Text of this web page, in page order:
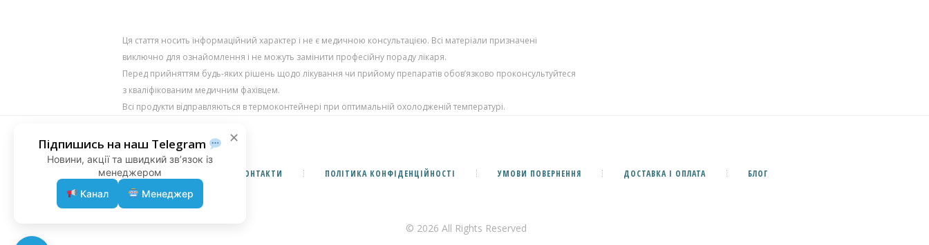
Ця стаття носить інформаційний характер і не є медичною консультацією. Всі матеріали призначені
виключно для ознайомлення і не можуть замінити професійну пораду лікаря.
Перед прийняттям будь-яких рішень щодо лікування чи прийому препаратів обов’язково проконсультуйтеся
з кваліфікованим медичним фахівцем.
Всі продукти відправляються в термоконтейнері при оптимальній охолодженій температурі.
КОНТАКТИ ПОЛІТИКА КОНФІДЕНЦІЙНОСТІ УМОВИ ПОВЕРНЕННЯ ДОСТАВКА І ОПЛАТА БЛОГ
© 2026 All Rights Reserved
✕
Підпишись на наш Telegram
Новини, акції та швидкий зв’язок із
менеджером
Канал
Менеджер